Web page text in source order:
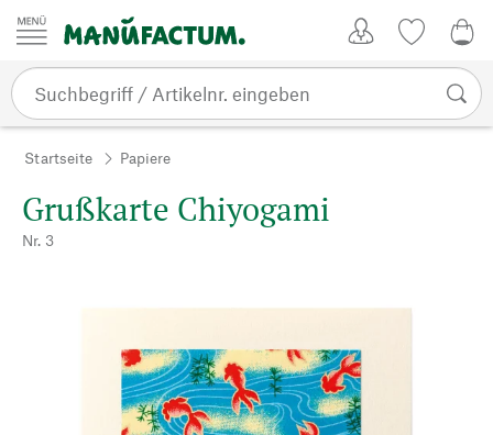
Zum Inhalt springen
Startseite Papiere
Grußkarte Chiyogami
Nr. 3